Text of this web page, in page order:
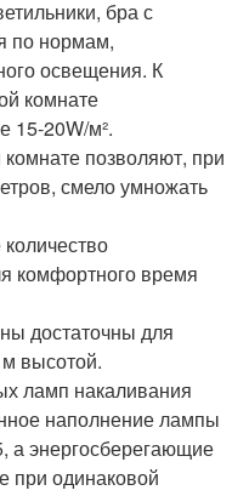
бра с
по нормам,
освещения. К
комнате
15-20W/м².
позволяют, при
смело умножать
комфортного время
достаточны для
высотой.
ламп накаливания
наполнение лампы
а энергосберегающие
при одинаковой